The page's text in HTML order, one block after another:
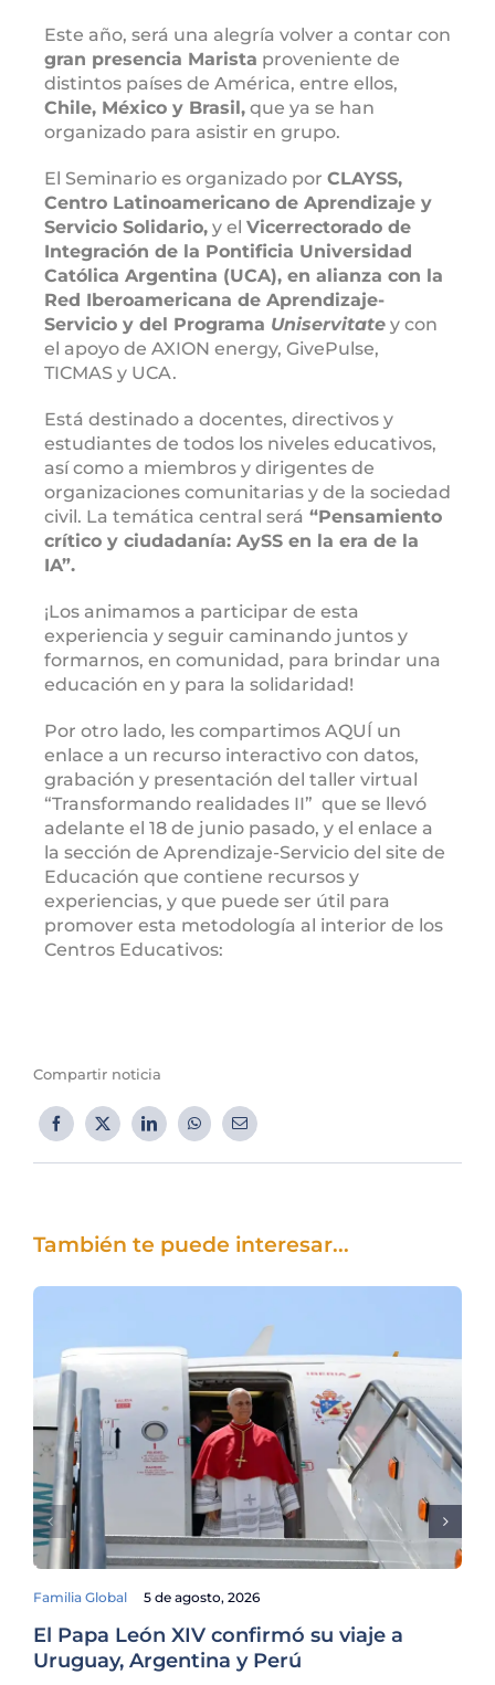
Este año, será una alegría volver a contar con
gran presencia Marista proveniente de
distintos países de América, entre ellos,
Chile, México y Brasil, que ya se han
organizado para asistir en grupo.
El Seminario es organizado por CLAYSS,
Centro Latinoamericano de Aprendizaje y
Servicio Solidario, y el Vicerrectorado de
Integración de la Pontificia Universidad
Católica Argentina (UCA), en alianza con la
Red Iberoamericana de Aprendizaje-
Servicio y del Programa Uniservitate y con
el apoyo de AXION energy, GivePulse,
TICMAS y UCA.
Está destinado a docentes, directivos y
estudiantes de todos los niveles educativos,
así como a miembros y dirigentes de
organizaciones comunitarias y de la sociedad
civil. La temática central será “Pensamiento
crítico y ciudadanía: AySS en la era de la
IA”.
¡Los animamos a participar de esta
experiencia y seguir caminando juntos y
formarnos, en comunidad, para brindar una
educación en y para la solidaridad!
Por otro lado, les compartimos AQUÍ un
enlace a un recurso interactivo con datos,
grabación y presentación del taller virtual
“Transformando realidades II” que se llevó
adelante el 18 de junio pasado, y el enlace a
la sección de Aprendizaje-Servicio del site de
Educación que contiene recursos y
experiencias, y que puede ser útil para
promover esta metodología al interior de los
Centros Educativos:
Compartir noticia
También te puede interesar...
Familia Global 5 de agosto, 2026
El Papa León XIV confirmó su viaje a
Uruguay, Argentina y Perú